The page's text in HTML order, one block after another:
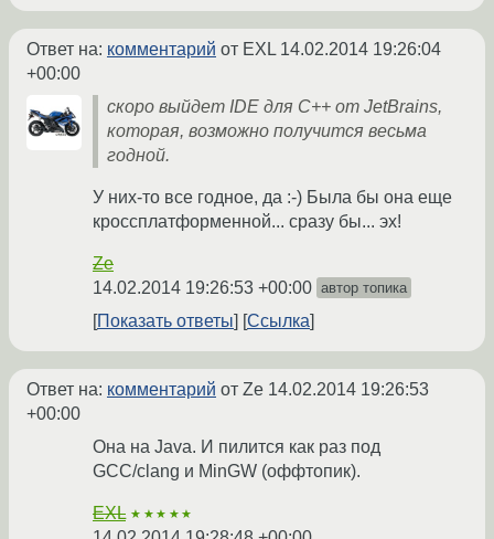
Ответ на: комментарий от EXL 14.02.2014 19:26:04
+00:00
скоро выйдет IDE для C++ от JetBrains,
которая, возможно получится весьма
годной.
У них-то все годное, да :-) Была бы она еще
кроссплатформенной... сразу бы... эх!
Ze
14.02.2014 19:26:53 +00:00 автор топика
Показать ответы Ссылка
Ответ на: комментарий от Ze 14.02.2014 19:26:53
+00:00
Она на Java. И пилится как раз под
GCC/clang и MinGW (оффтопик).
EXL ★★★★★